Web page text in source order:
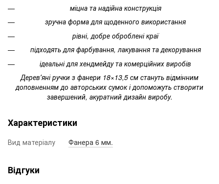
міцна та надійна конструкція
зручна форма для щоденного використання
рівні, добре оброблені краї
підходять для фарбування, лакування та декорування
ідеальні для хендмейду та комерційних виробів
Деревʼяні ручки з фанери 18×13,5 см стануть відмінним
доповненням до авторських сумок і допоможуть створити
завершений, акуратний дизайн виробу.
Характеристики
Вид матеріалу Фанера 6 мм.
Відгуки